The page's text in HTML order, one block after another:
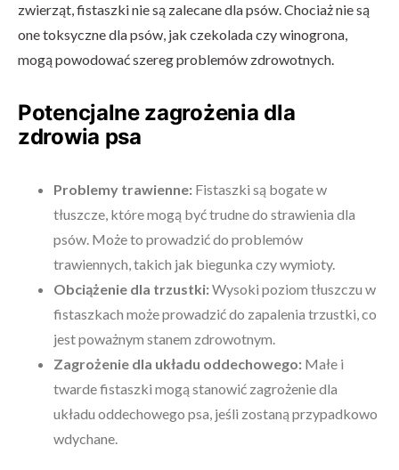
zwierząt, fistaszki nie są zalecane dla psów. Chociaż nie są
one toksyczne dla psów, jak czekolada czy winogrona,
mogą powodować szereg problemów zdrowotnych.
Potencjalne zagrożenia dla
zdrowia psa
Problemy trawienne: Fistaszki są bogate w
tłuszcze, które mogą być trudne do strawienia dla
psów. Może to prowadzić do problemów
trawiennych, takich jak biegunka czy wymioty.
Obciążenie dla trzustki:Wysoki poziom tłuszczu w
fistaszkach może prowadzić do zapalenia trzustki, co
jest poważnym stanem zdrowotnym.
Zagrożenie dla układu oddechowego: Małe i
twarde fistaszki mogą stanowić zagrożenie dla
układu oddechowego psa, jeśli zostaną przypadkowo
wdychane.